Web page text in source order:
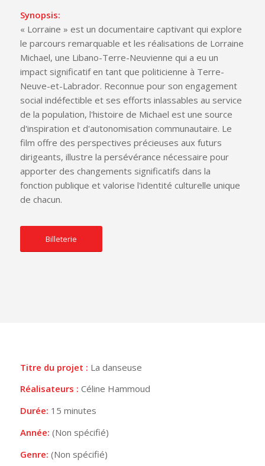
Synopsis:
« Lorraine » est un documentaire captivant qui explore
le parcours remarquable et les réalisations de Lorraine
Michael, une Libano-Terre-Neuvienne qui a eu un
impact significatif en tant que politicienne à Terre-
Neuve-et-Labrador. Reconnue pour son engagement
social indéfectible et ses efforts inlassables au service
de la population, l'histoire de Michael est une source
d'inspiration et d'autonomisation communautaire. Le
film offre des perspectives précieuses aux futurs
dirigeants, illustre la persévérance nécessaire pour
apporter des changements significatifs dans la
fonction publique et valorise l'identité culturelle unique
de chacun.
Billeterie
Titre du projet : La danseuse
Réalisateurs : Céline Hammoud
Durée: 15 minutes
Année: (Non spécifié)
Genre: (Non spécifié)